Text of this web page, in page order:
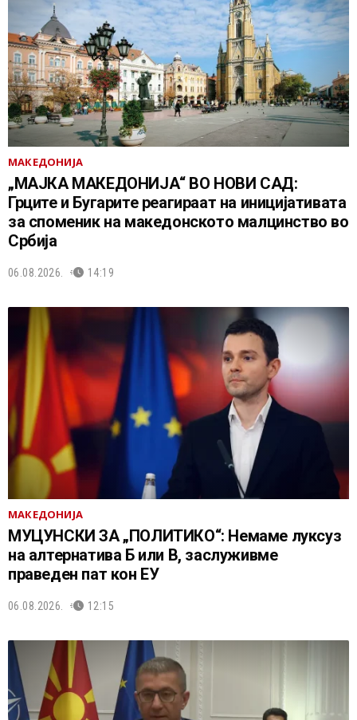
МАКЕДОНИЈА
„МАЈКА МАКЕДОНИЈА“ ВО НОВИ САД:
Грците и Бугарите реагираат на иницијативата
за споменик на македонското малцинство во
Србија
06.08.2026. 14:19
МАКЕДОНИЈА
МУЦУНСКИ ЗА „ПОЛИТИКО“: Немаме луксуз
на алтернатива Б или В, заслуживме
праведен пат кон ЕУ
06.08.2026. 12:15